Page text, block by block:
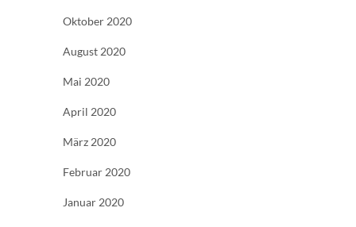
Oktober 2020
August 2020
Mai 2020
April 2020
März 2020
Februar 2020
Januar 2020